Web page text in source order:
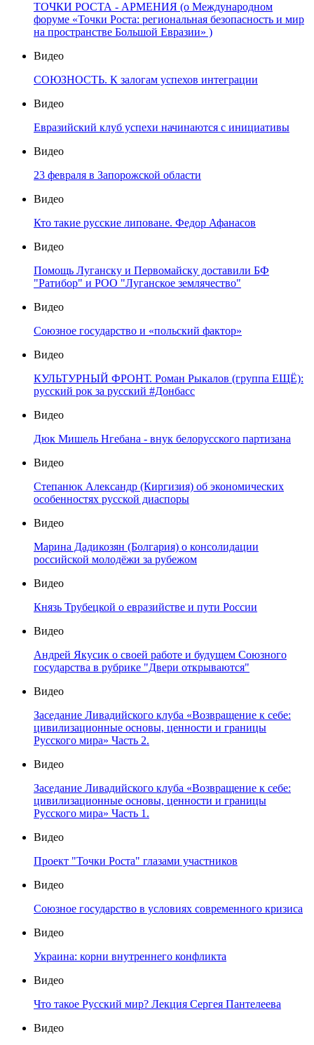
ТОЧКИ РОСТА - АРМЕНИЯ (о Международном
форуме «Точки Роста: региональная безопасность и мир
на пространстве Большой Евразии» )
Видео
СОЮЗНОСТЬ. К залогам успехов интеграции
Видео
Евразийский клуб успехи начинаются с инициативы
Видео
23 февраля в Запорожской области
Видео
Кто такие русские липоване. Федор Афанасов
Видео
Помощь Луганску и Первомайску доставили БФ
"Ратибор" и РОО "Луганское землячество"
Видео
Союзное государство и «польский фактор»
Видео
КУЛЬТУРНЫЙ ФРОНТ. Роман Рыкалов (группа ЕЩЁ):
русский рок за русский #Донбасс
Видео
Дюк Мишель Нгебана - внук белорусского партизана
Видео
Степанюк Александр (Киргизия) об экономических
особенностях русской диаспоры
Видео
Марина Дадикозян (Болгария) о консолидации
российской молодёжи за рубежом
Видео
Князь Трубецкой о евразийстве и пути России
Видео
Андрей Якусик о своей работе и будущем Союзного
государства в рубрике "Двери открываются"
Видео
Заседание Ливадийского клуба «Возвращение к себе:
цивилизационные основы, ценности и границы
Русского мира» Часть 2.
Видео
Заседание Ливадийского клуба «Возвращение к себе:
цивилизационные основы, ценности и границы
Русского мира» Часть 1.
Видео
Проект "Точки Роста" глазами участников
Видео
Союзное государство в условиях современного кризиса
Видео
Украина: корни внутреннего конфликта
Видео
Что такое Русский мир? Лекция Сергея Пантелеева
Видео